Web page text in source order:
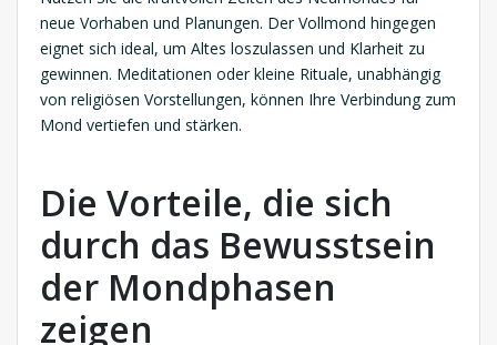
neue Vorhaben und Planungen. Der Vollmond hingegen
eignet sich ideal, um Altes loszulassen und Klarheit zu
gewinnen. Meditationen oder kleine Rituale, unabhängig
von religiösen Vorstellungen, können Ihre Verbindung zum
Mond vertiefen und stärken.
Die Vorteile, die sich
durch das Bewusstsein
der Mondphasen
zeigen